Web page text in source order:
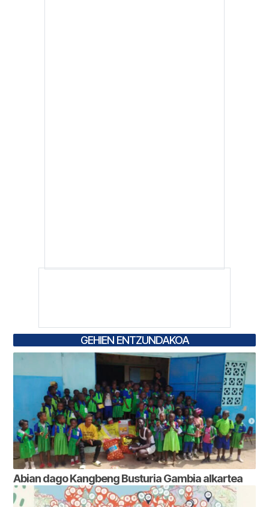
GEHIEN ENTZUNDAKOA
Abian dago Kangbeng Busturia Gambia alkartea